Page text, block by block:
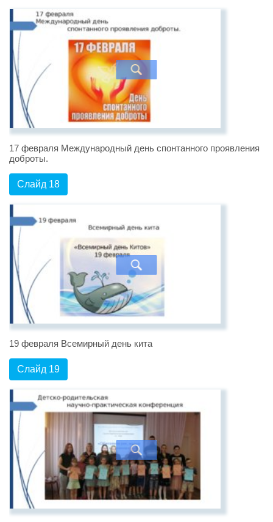
17 февраля Международный день спонтанного проявления
доброты.
Слайд 18
19 февраля Всемирный день кита
Слайд 19